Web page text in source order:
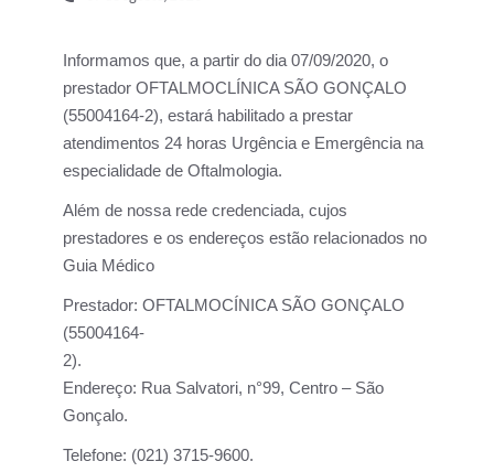
Informamos que, a partir do dia07/09/2020, o
prestador OFTALMOCLÍNICA SÃO GONÇALO
(55004164-2), estará habilitado a prestar
atendimentos 24 horas Urgência e Emergência na
especialidade de Oftalmologia.
Além de nossa rede credenciada, cujos
prestadores e os endereços estão relacionados no
Guia Médico
Prestador: OFTALMOCÍNICA SÃO GONÇALO
(55004164-
2).
Endereço: Rua Salvatori, n°99, Centro – São
Gonçalo.
Telefone: (021) 3715-9600.